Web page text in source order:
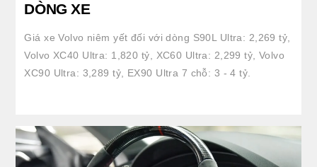
DÒNG XE
Giá xe Volvo niêm yết đối với dòng S90L Ultra: 2,269 tỷ,
Volvo XC40 Ultra: 1,820 tỷ, XC60 Ultra: 2,299 tỷ, Volvo
XC90 Ultra: 3,289 tỷ, EX90 Ultra 7 chỗ: 3 - 4 tỷ.